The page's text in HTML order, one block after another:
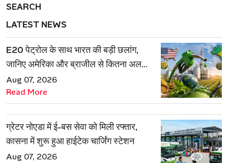
SEARCH
LATEST NEWS
E20 पेट्रोल के साथ भारत की बड़ी छलांग,
जानिए अमेरिका और ब्राजील से कितना अलग
है एथेनॉल मॉडल
Aug 07, 2026
Read More
ग्रेटर नोएडा में ई-बस सेवा को मिली रफ्तार,
कासना में शुरू हुआ हाईटेक चार्जिंग स्टेशन
Aug 07, 2026